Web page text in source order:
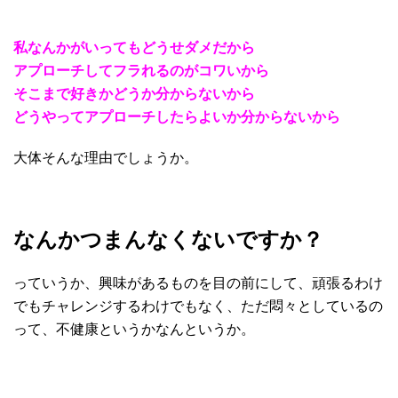
私なんかがいってもどうせダメだから
アプローチしてフラれるのがコワいから
そこまで好きかどうか分からないから
どうやってアプローチしたらよいか分からないから
大体そんな理由でしょうか。
なんかつまんなくないですか？
っていうか、興味があるものを目の前にして、頑張るわけ
でもチャレンジするわけでもなく、ただ悶々としているの
って、不健康というかなんというか。